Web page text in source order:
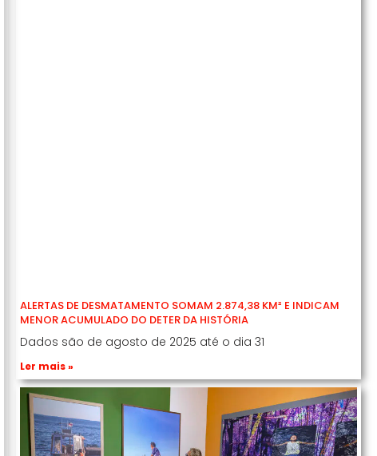
ALERTAS DE DESMATAMENTO SOMAM 2.874,38 KM² E INDICAM
MENOR ACUMULADO DO DETER DA HISTÓRIA
Dados são de agosto de 2025 até o dia 31
Ler mais »